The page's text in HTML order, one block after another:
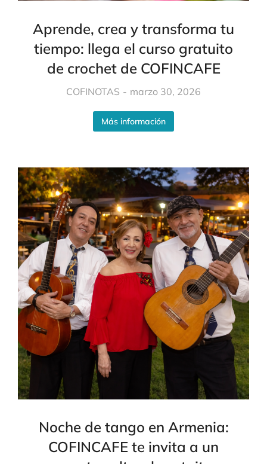
Aprende, crea y transforma tu
tiempo: llega el curso gratuito
de crochet de COFINCAFE
COFINOTAS marzo 30, 2026
Más información
Noche de tango en Armenia:
COFINCAFE te invita a un